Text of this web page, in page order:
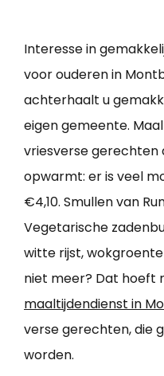
Interesse in
voor ouderen in
achterhaalt u
eigen gemeente.
vriesverse gerechten
opwarmt: er is veel
€4,10. Smullen van
Vegetarische
witte rijst,
niet meer? Dat hoeft
maaltijdendienst in
verse gerechten, die
worden.